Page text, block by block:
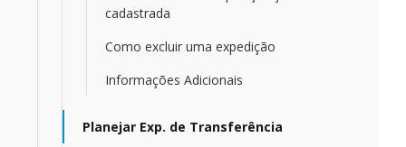
cadastrada
Como excluir uma expedição
Informações Adicionais
Planejar Exp. de Transferência